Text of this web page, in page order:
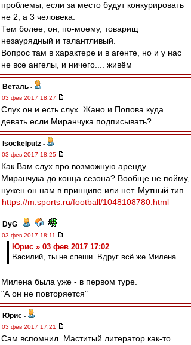
проблемы, если за место будут конкурировать
не 2, а 3 человека.
Тем более, он, по-моему, товарищ
незаурядный и талантливый.
Вопрос там в характере и в агенте, но и у нас
не все ангелы, и ничего.... живём
Веталь -
03 фев 2017 18:27
Слух он и есть слух. Жано и Попова куда
девать если Миранчука подписывать?
Isockelputz -
03 фев 2017 18:25
Как Вам слух про возможную аренду
Миранчука до конца сезона? Вообще не пойму,
нужен он нам в принципе или нет. Мутный тип.
https://m.sports.ru/football/1048108780.html
DyG -
03 фев 2017 18:11
Юрис » 03 фев 2017 17:02
Василий, ты не спеши. Вдруг всё же Милена.
Милена была уже - в первом туре.
"А он не повторяется"
Юрис -
03 фев 2017 17:21
Сам вспомнил. Маститый литератор как-то